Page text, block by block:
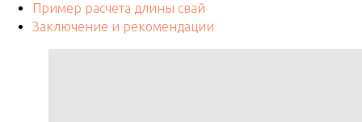
Пример расчета длины свай
Заключение и рекомендации